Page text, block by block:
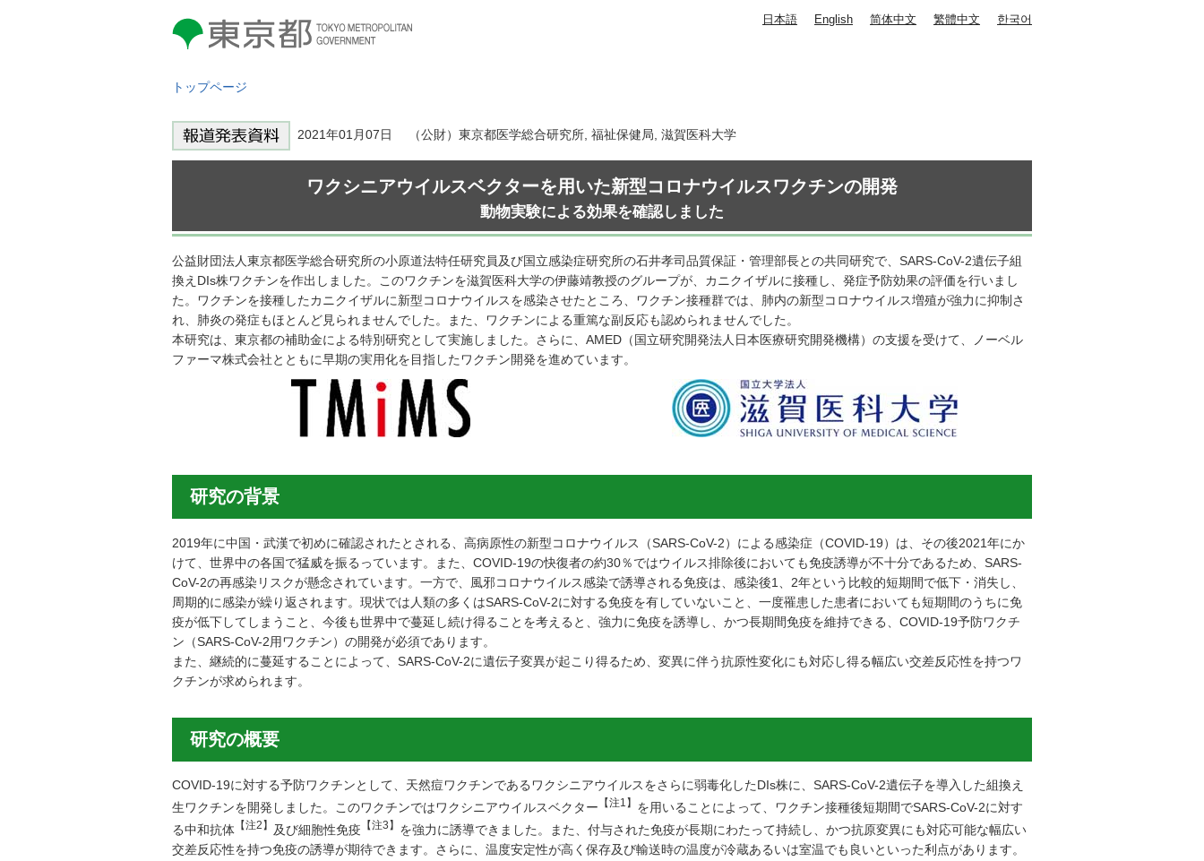
東京都 TOKYO METROPOLITAN
GOVERNMENT
日本語 English 简体中文 繁體中文 한국어
トップページ
2021年01月07日 （公財）東京都医学総合研究所, 福祉保健局, 滋賀医科大学
ワクシニアウイルスベクターを用いた新型コロナウイルスワクチンの開発
動物実験による効果を確認しました
公益財団法人東京都医学総合研究所の小原道法特任研究員及び国立感染症研究所の石井孝司品質保証・管理部長との共同研究で、SARS-CoV-2遺伝子組
換えDIs株ワクチンを作出しました。このワクチンを滋賀医科大学の伊藤靖教授のグループが、カニクイザルに接種し、発症予防効果の評価を行いまし
た。ワクチンを接種したカニクイザルに新型コロナウイルスを感染させたところ、ワクチン接種群では、肺内の新型コロナウイルス増殖が強力に抑制さ
れ、肺炎の発症もほとんど見られませんでした。また、ワクチンによる重篤な副反応も認められませんでした。
本研究は、東京都の補助金による特別研究として実施しました。さらに、AMED（国立研究開発法人日本医療研究開発機構）の支援を受けて、ノーベル
ファーマ株式会社とともに早期の実用化を目指したワクチン開発を進めています。
研究の背景
2019年に中国・武漢で初めに確認されたとされる、高病原性の新型コロナウイルス（SARS-CoV-2）による感染症（COVID-19）は、その後2021年にか
けて、世界中の各国で猛威を振るっています。また、COVID-19の快復者の約30％ではウイルス排除後においても免疫誘導が不十分であるため、SARS-
CoV-2の再感染リスクが懸念されています。一方で、風邪コロナウイルス感染で誘導される免疫は、感染後1、2年という比較的短期間で低下・消失し、
周期的に感染が繰り返されます。現状では人類の多くはSARS-CoV-2に対する免疫を有していないこと、一度罹患した患者においても短期間のうちに免
疫が低下してしまうこと、今後も世界中で蔓延し続け得ることを考えると、強力に免疫を誘導し、かつ長期間免疫を維持できる、COVID-19予防ワクチ
ン（SARS-CoV-2用ワクチン）の開発が必須であります。
また、継続的に蔓延することによって、SARS-CoV-2に遺伝子変異が起こり得るため、変異に伴う抗原性変化にも対応し得る幅広い交差反応性を持つワ
クチンが求められます。
研究の概要
COVID-19に対する予防ワクチンとして、天然痘ワクチンであるワクシニアウイルスをさらに弱毒化したDIs株に、SARS-CoV-2遺伝子を導入した組換え
生ワクチンを開発しました。このワクチンではワクシニアウイルスベクター 【注1】 を用いることによって、ワクチン接種後短期間でSARS-CoV-2に対す
る中和抗体 【注2】 及び細胞性免疫 【注3】 を強力に誘導できました。また、付与された免疫が長期にわたって持続し、かつ抗原変異にも対応可能な幅広い
交差反応性を持つ免疫の誘導が期待できます。さらに、温度安定性が高く保存及び輸送時の温度が冷蔵あるいは室温でも良いといった利点があります。